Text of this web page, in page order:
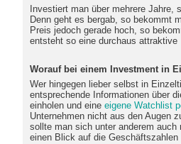
Investiert man über mehrere
Denn geht es bergab, so bekommt
Preis jedoch gerade hoch, so
entsteht so eine durchaus attraktive
Worauf bei einem Investment in
Wer hingegen lieber selbst in
entsprechende Informationen über
einholen und eine eigene Watchlist
Unternehmen nicht aus den Augen
sollte man sich unter anderem
einen Blick auf die